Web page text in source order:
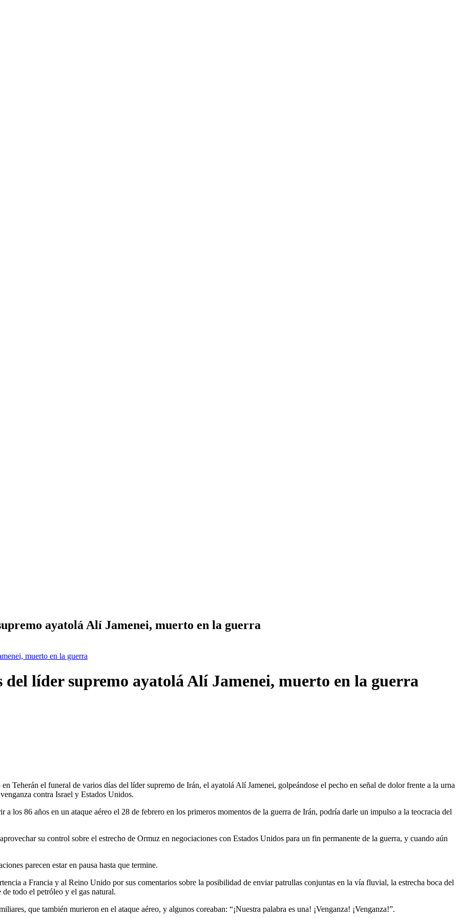
ayatolá Alí Jamenei, muerto en la guerra
muerto en la guerra
líder supremo ayatolá Alí Jamenei, muerto en la guerra
el funeral de varios días del líder supremo de Irán, el ayatolá Alí Jamenei, golpeándose el pecho en señal de dolor frente a la urna
contra Israel y Estados Unidos.
a los 86 años en un ataque aéreo el 28 de febrero en los primeros momentos de la guerra de Irán, podría darle un impulso a la teocracia del
su control sobre el estrecho de Ormuz en negociaciones con Estados Unidos para un fin permanente de la guerra, y cuando aún
parecen estar en pausa hasta que termine.
a Francia y al Reino Unido por sus comentarios sobre la posibilidad de enviar patrullas conjuntas en la vía fluvial, la estrecha boca del
todo el petróleo y el gas natural.
que también murieron en el ataque aéreo, y algunos coreaban: “¡Nuestra palabra es una! ¡Venganza! ¡Venganza!”.